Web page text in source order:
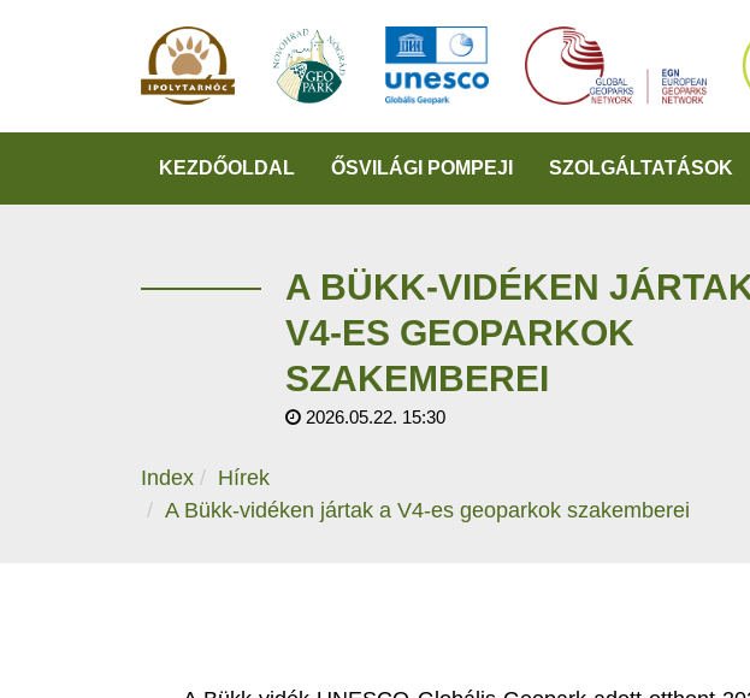
KEZDŐOLDAL ŐSVILÁGI POMPEJI SZOLGÁLTATÁSOK
A BÜKK-VIDÉKEN
V4-ES GEOPARKOK
SZAKEMBEREI
2026.05.22. 15:30
Index
Hírek
A Bükk-vidéken jártak a V4-es geoparkok szakemberei